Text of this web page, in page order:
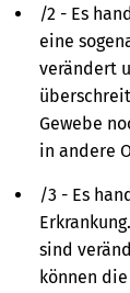
/2 - Es
eine
verändert
Gewebe
in andere
/3 - Es
sind
können